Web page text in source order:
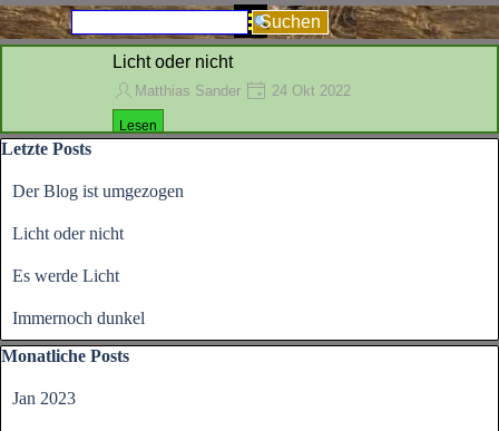
Direkt zum SeiteninhaltMenü überspringen
Suchen
Licht oder nicht
Matthias Sander 24 Okt 2022
Das Laub von den Bäumen fällt so langsam ab, es dringt
meht Licht durch die Baumkronen und beleuchtet die
wenn auch hier endlich das Licht ankommen würde und ein
unterstreicht.
Lesen
Block überspringen Letzte Posts
Letzte Posts
Der Blog ist umgezogen
Licht oder nicht
Es werde Licht
Immernoch dunkel
Block überspringen Monatliche Posts
Monatliche Posts
Jan 2023